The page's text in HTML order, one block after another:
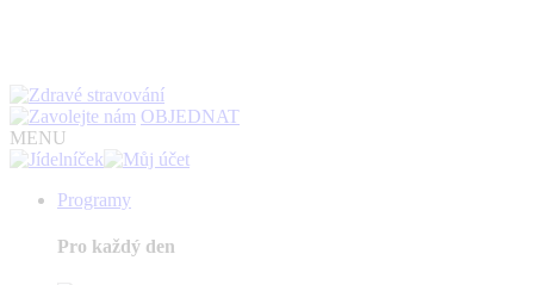
OBJEDNAT
MENU
Programy
Pro každý den